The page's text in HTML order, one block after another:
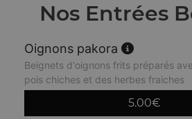
Nos Entrées
Oignons pakora
Beignets d'oignons frits préparés
pois chiches et des herbes fraiches
5.00€